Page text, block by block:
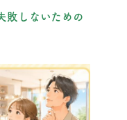
敗しないための